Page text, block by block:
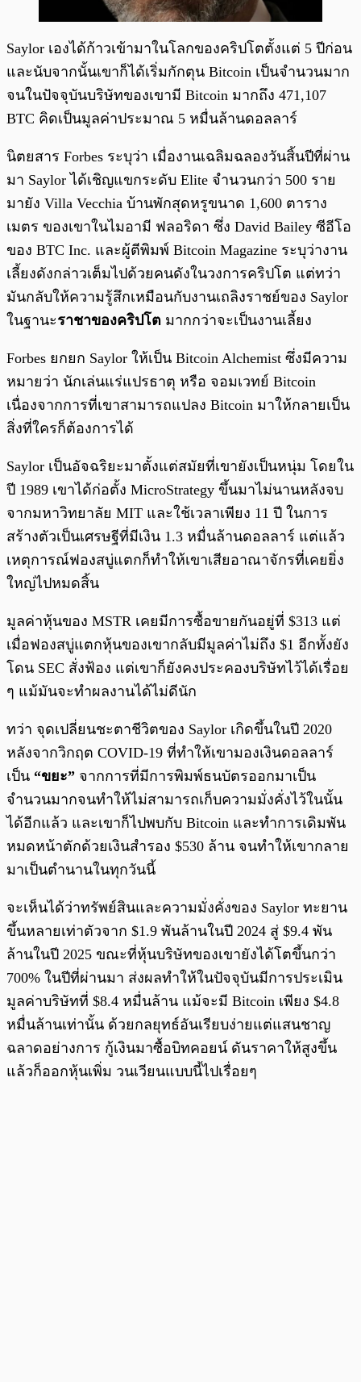
Saylor เองได้ก้าวเข้ามาในโลกของคริปโตตั้งแต่ 5 ปีก่อน
และนับจากนั้นเขาก็ได้เริ่มกักตุน Bitcoin เป็นจำนวนมาก
จนในปัจจุบันบริษัทของเขามี Bitcoin มากถึง 471,107
BTC คิดเป็นมูลค่าประมาณ 5 หมื่นล้านดอลลาร์
นิตยสาร Forbes ระบุว่า เมื่องานเฉลิมฉลองวันสิ้นปีที่ผ่าน
มา Saylor ได้เชิญแขกระดับ Elite จำนวนกว่า 500 ราย
มายัง Villa Vecchia บ้านพักสุดหรูขนาด 1,600 ตาราง
เมตร ของเขาในไมอามี ฟลอริดา ซึ่ง David Bailey ซีอีโอ
ของ BTC Inc. และผู้ตีพิมพ์ Bitcoin Magazine ระบุว่างาน
เลี้ยงดังกล่าวเต็มไปด้วยคนดังในวงการคริปโต แต่ทว่า
มันกลับให้ความรู้สึกเหมือนกับงานเถลิงราชย์ของ Saylor
ในฐานะราชาของคริปโต มากกว่าจะเป็นงานเลี้ยง
Forbes ยกยก Saylor ให้เป็น Bitcoin Alchemist ซึ่งมีความ
หมายว่า นักเล่นแร่แปรธาตุ หรือ จอมเวทย์ Bitcoin
เนื่องจากการที่เขาสามารถแปลง Bitcoin มาให้กลายเป็น
สิ่งที่ใครก็ต้องการได้
Saylor เป็นอัจฉริยะมาตั้งแต่สมัยที่เขายังเป็นหนุ่ม โดยใน
ปี 1989 เขาได้ก่อตั้ง MicroStrategy ขึ้นมาไม่นานหลังจบ
จากมหาวิทยาลัย MIT และใช้เวลาเพียง 11 ปี ในการ
สร้างตัวเป็นเศรษฐีที่มีเงิน 1.3 หมื่นล้านดอลลาร์ แต่แล้ว
เหตุการณ์ฟองสบู่แตกก็ทำให้เขาเสียอาณาจักรที่เคยยิ่ง
ใหญ่ไปหมดสิ้น
มูลค่าหุ้นของ MSTR เคยมีการซื้อขายกันอยู่ที่ $313 แต่
เมื่อฟองสบู่แตกหุ้นของเขากลับมีมูลค่าไม่ถึง $1 อีกทั้งยัง
โดน SEC สั่งฟ้อง แต่เขาก็ยังคงประคองบริษัทไว้ได้เรื่อย
ๆ แม้มันจะทำผลงานได้ไม่ดีนัก
ทว่า จุดเปลี่ยนชะตาชีวิตของ Saylor เกิดขึ้นในปี 2020
หลังจากวิกฤต COVID-19 ที่ทำให้เขามองเงินดอลลาร์
เป็น “ขยะ” จากการที่มีการพิมพ์ธนบัตรออกมาเป็น
จำนวนมากจนทำให้ไม่สามารถเก็บความมั่งคั่งไว้ในนั้น
ได้อีกแล้ว และเขาก็ไปพบกับ Bitcoin และทำการเดิมพัน
หมดหน้าตักด้วยเงินสำรอง $530 ล้าน จนทำให้เขากลาย
มาเป็นตำนานในทุกวันนี้
จะเห็นได้ว่าทรัพย์สินและความมั่งคั่งของ Saylor ทะยาน
ขึ้นหลายเท่าตัวจาก $1.9 พันล้านในปี 2024 สู่ $9.4 พัน
ล้านในปี 2025 ขณะที่หุ้นบริษัทของเขายังได้โตขึ้นกว่า
700% ในปีที่ผ่านมา ส่งผลทำให้ในปัจจุบันมีการประเมิน
มูลค่าบริษัทที่ $8.4 หมื่นล้าน แม้จะมี Bitcoin เพียง $4.8
หมื่นล้านเท่านั้น ด้วยกลยุทธ์อันเรียบง่ายแต่แสนชาญ
ฉลาดอย่างการ กู้เงินมาซื้อบิทคอยน์ ดันราคาให้สูงขึ้น
แล้วก็ออกหุ้นเพิ่ม วนเวียนแบบนี้ไปเรื่อยๆ